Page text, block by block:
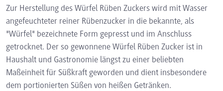
Zur Herstellung des Würfel Rüben Zuckers wird mit Wasser
angefeuchteter reiner Rübenzucker in die bekannte, als
"Würfel" bezeichnete Form gepresst und im Anschluss
getrocknet. Der so gewonnene Würfel Rüben Zucker ist in
Haushalt und Gastronomie längst zu einer beliebten
Maßeinheit für Süßkraft geworden und dient insbesondere
dem portionierten Süßen von heißen Getränken.